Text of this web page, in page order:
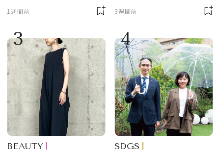
1週間前
ンド【フレデリック・
をレビュー。【それい
け！ 良品ハンター】
3週間前
3
BEAUTY
4
SDGS